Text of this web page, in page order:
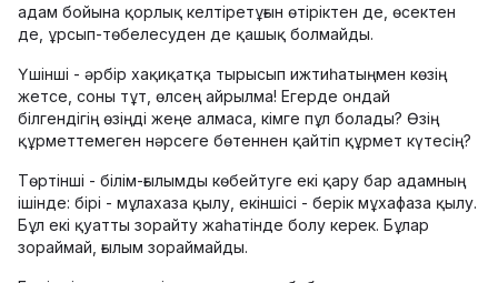
адам бойына қорлық келтіретұғын өтіріктен де, өсектен
де, ұрсып-төбелесуден де қашық болмайды.
Үшінші - әрбір хақиқатқа тырысып ижтиһатыңмен көзің
жетсе, соны тұт, өлсең айрылма! Егерде ондай
білгендігің өзіңді жеңе алмаса, кімге пұл болады? Өзің
құрметтемеген нәрсеге бөтеннен қайтіп құрмет күтесің?
Төртінші - білім-ғылымды көбейтуге екі қару бар адамның
ішінде: бірі - мұлахаза қылу, екіншісі - берік мұхафаза қылу.
Бұл екі қуатты зорайту жаһатінде болу керек. Бұлар
зораймай, ғылым зораймайды.